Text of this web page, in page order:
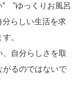
” ”ゆっくりお風呂
らしい生活を求
。
自分らしさを取
がるのではないで